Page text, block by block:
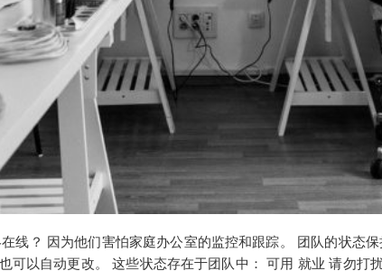
线？ 因为他们害怕家庭办公室的监控和跟踪。 团队的状
以自动更改。 这些状态存在于团队中： 可用 就业 请勿打